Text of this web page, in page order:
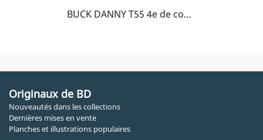
BUCK DANNY T55 4e de couverture
Originaux de BD
Nouveautés dans les collections
Dernières mises en vente
Planches et illustrations populaires